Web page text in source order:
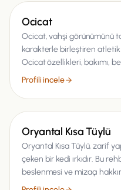
Kedi
Ocicat
Ocicat, vahşi görünümünü
karakterle birleştiren atletik
Ocicat özellikleri, bakımı,
Profili incele
Oryantal Kısa Tüylü
Oryantal Kısa Tüylü, zarif
çeken bir kedi ırkıdır. Bu
beslenmesi ve mizaçı